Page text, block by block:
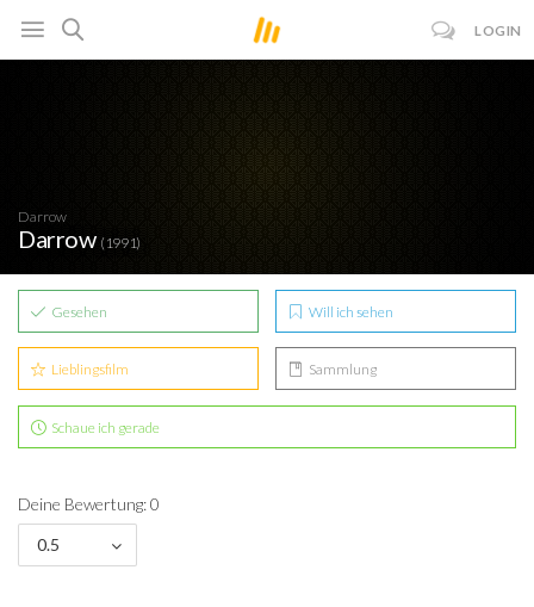
LOGIN
Darrow
Darrow (1991)
Gesehen Will ich sehen
Lieblingsfilm Sammlung
Schaue ich gerade
Deine Bewertung: 0
0.5